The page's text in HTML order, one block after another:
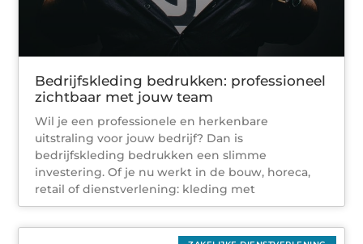
Bedrijfskleding bedrukken: professioneel
zichtbaar met jouw team
Wil je een professionele en herkenbare
uitstraling voor jouw bedrijf? Dan is
bedrijfskleding bedrukken een slimme
investering. Of je nu werkt in de bouw, horeca,
retail of dienstverlening: kleding met